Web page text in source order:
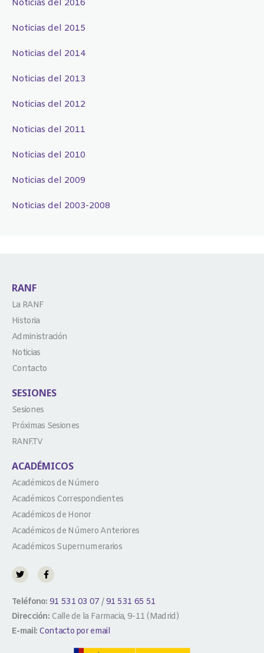
Noticias del 2016
Noticias del 2015
Noticias del 2014
Noticias del 2013
Noticias del 2012
Noticias del 2011
Noticias del 2010
Noticias del 2009
Noticias del 2003-2008
RANF
La RANF
Historia
Administración
Noticias
Contacto
SESIONES
Sesiones
Próximas Sesiones
RANF.TV
ACADÉMICOS
Académicos de Número
Académicos Correspondientes
Académicos de Honor
Académicos de Número Anteriores
Académicos Supernumerarios
Teléfono: 91 531 03 07 /91 531 65 51
Dirección: Calle de la Farmacia, 9-11 (Madrid)
E-mail: Contacto por email